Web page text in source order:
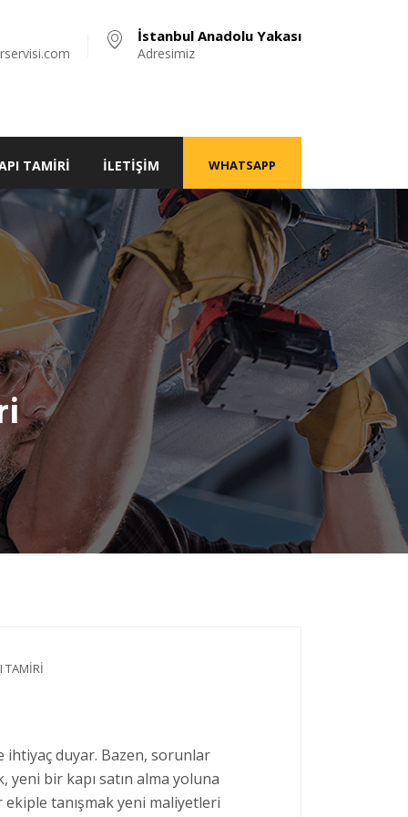
İstanbul Anadolu Yakası
Adresimiz
TAMIRI İLETIŞIM WHATSAPP
TAMIRI
ihtiyaç duyar. Bazen, sorunlar
bir kapı satın alma yoluna
tanışmak yeni maliyetleri